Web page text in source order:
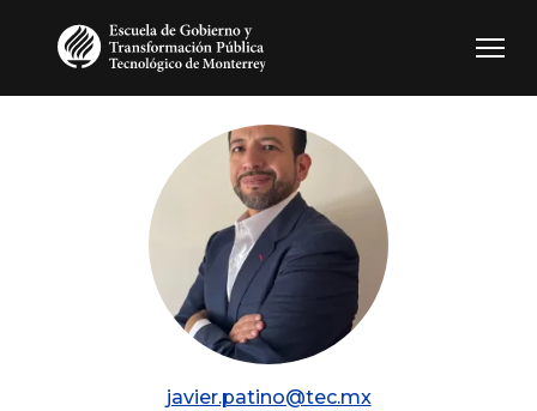
javier.patino@tec.mx